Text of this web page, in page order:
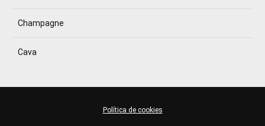
Champagne
Cava
Política de cookies